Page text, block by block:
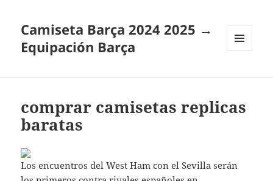
Camiseta Barça 2024 2025 →
Equipación Barça
comprar camisetas replicas
baratas
Los encuentros del West Ham con el Sevilla serán